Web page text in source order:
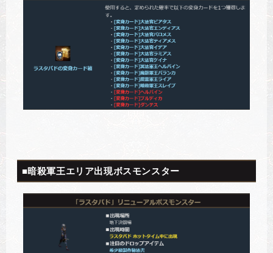
■暗殺軍王エリア出現ボスモンスター